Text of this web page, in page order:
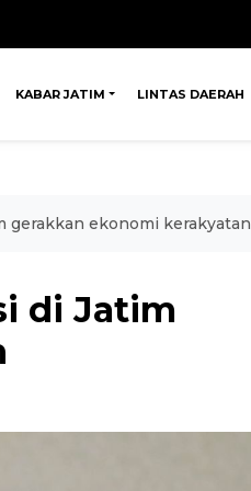
KABAR JATIM LINTAS DAERAH
gerakkan ekonomi kerakyatan
di Jatim